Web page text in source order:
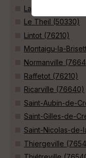
Lanquetot (76210)
Le Theil (50330)
Lintot (76210)
Montaigu-la-
Normanville
Raffetot (76210)
Ricarville (76640)
Saint-Aubin-de-
Saint-Gilles-de-
Saint-Nicolas-de-
Thiergeville